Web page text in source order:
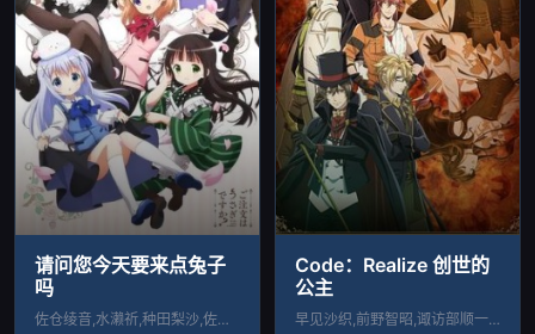
请问您今天要来点兔子
吗
佐仓绫音,水濑祈,种田梨沙,佐藤聪美,内
Code：Realize 创世的
公主
早见沙织,前野智昭,诹访部顺一,柿原彻也